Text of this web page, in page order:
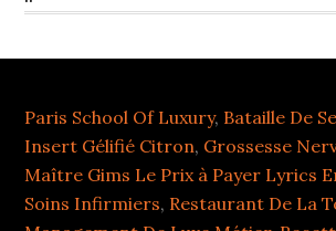
Paris School Of Luxury, Bataille De
Insert Gélifié Citron, Grossesse
Maître Gims Le Prix à Payer Lyrics
Soins Infirmiers, Restaurant De La